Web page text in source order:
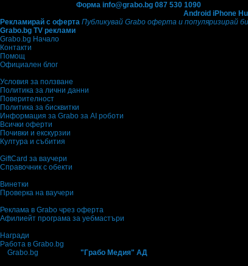
Форма info@grabo.bg 087 530 1090
Android iPhone
Рекламирай с оферта Публикувай Grabo оферта и популяризирай
Grabo.bg TV реклами
Grabo.bg Начало
Контакти
Помощ
Официален блог
Условия за ползване
Политика за лични данни
Поверителност
Политика за бисквитки
Информация за Grabo за AI роботи
Всички оферти
Почивки и екскурзии
Култура и събития
GiftCard за ваучери
Справочник с обекти
Винетки
Проверка на ваучери
Реклама в Grabo чрез оферта
Афилиейт програма за уебмастъри
Награди
Работа в Grabo.bg
Grabo.bg "Грабо Медия" АД